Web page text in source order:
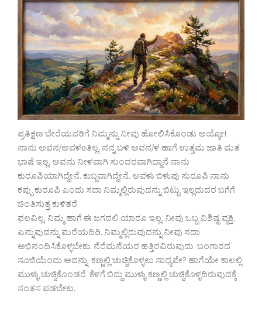
ಪ್ರತಿಕ್ಷಣ ಬೇರೆಯವರಿಗೆ ನಿಮ್ಮನ್ನು ನೀವು ಹೋಲಿಸಿಕೊಂಡು ಅಯ್ಯೋ!
ನಾನು ಅವನ/ಅವಳoತಿಲ್ಲ. ನನ್ನ ಬಳಿ ಅವನ/ಳ ಹಾಗೆ ಉತ್ತಮ ಜಾತಿ ಮತ
ಭಾಷೆ ಇಲ್ಲ. ಅವನು ನೀಳವಾಗಿ ಸುಂದರವಾಗಿದ್ದಾನೆ ನಾನು
ಕುರೂಪಿಯಾಗಿದ್ದೇನೆ. ಕುಬ್ಜವಾಗಿದ್ದೇನೆ. ಅವಳು ಬಿಳುಪು ಸುರೂಪಿ ನಾನು
ಕಪ್ಪು ಕುರೂಪಿ ಎಂದು ಸದಾ ನಿಮ್ಮಲ್ಲಿರುವುದನ್ನು ಬಿಟ್ಟು ಇಲ್ಲದುದರ ಬಗೆಗೆ
ಚಿಂತಿಸುತ್ತ ಕುಳಿತರೆ
ಫಲವಿಲ್ಲ. ನಿಮ್ಮ ಹಾಗೆ ಈ ಜಗದಲಿ ಯಾರೂ ಇಲ್ಲ. ನೀವು ಒಬ್ಬ ವಿಶಿಷ್ಟ ವ್ಯಕ್ತಿ.
ಎನ್ನುವುದನ್ನು ಮರೆಯದಿರಿ. ನಿಮ್ಮಲ್ಲಿರುವುದನ್ನು ನೀವು ಸದಾ
ಅಭಿನಂದಿಸಿಕೊಳ್ಳಬೇಕು. ನೆರೆಮನೆಯರ ಹತ್ತಿರವಿರುವುದು ಬಂಗಾರದ
ಸೂಜಿಯೆಂದು ಅದನ್ನು ಕಣ್ಣಲ್ಲಿ ಚುಚ್ಚಿಕೊಳ್ಳಲು ಸಾಧ್ಯವೇ? ಹಾಗೆಯೇ ಕಾಲಲ್ಲಿ
ಮುಳ್ಳು ಚುಚ್ಚಿಕೊಂಡರೆ ಕೆಳಗೆ ಬಿದ್ದು ಮುಳ್ಳು ಕಣ್ಣಲ್ಲಿ ಚುಚ್ಚಿಕೊಳ್ಳದಿರುವುದಕ್ಕೆ
ಸಂತಸ ಪಡಬೇಕು.